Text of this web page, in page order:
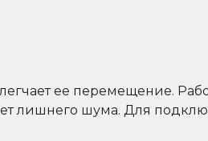
ее перемещение.
лишнего шума. Для